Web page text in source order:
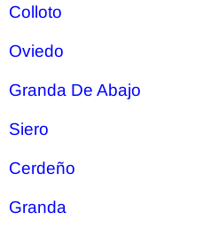
Colloto
Oviedo
Granda De Abajo
Siero
Cerdeño
Granda